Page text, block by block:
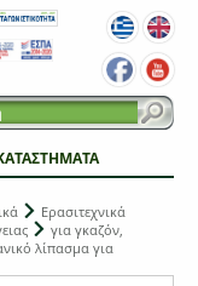
Ερασιτεχνικά
για γκαζόν,
λίπασμα για